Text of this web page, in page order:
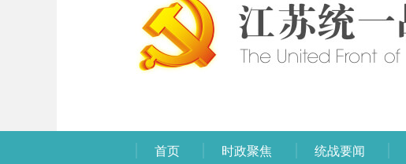
首页 时政聚焦 统战要闻